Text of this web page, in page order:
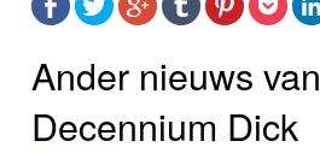
Ander nieuws van
Decennium Dick